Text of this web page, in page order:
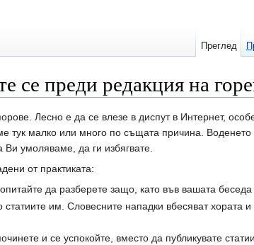
се преди редакция на
Лесно е да се влезе в диспут в Интернет,
тук малко или много по същата причина.
Ви умоляваме, да ги избягвате.
от практиката:
да разберете защо, като във вашата
им. Словесните нападки вбесяват хората
и се успокойте, вместо да публикувате
Преглед